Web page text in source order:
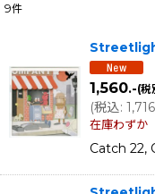
在庫あり
並び順:
9件
1,560.-(税
(税込: 1,716
在庫わずか
Catch 22,